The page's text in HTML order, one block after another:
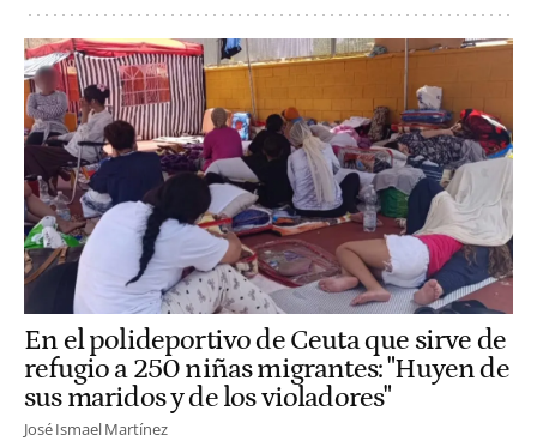
En el polideportivo de Ceuta que sirve de
refugio a 250 niñas migrantes: "Huyen de
sus maridos y de los violadores"
José Ismael Martínez